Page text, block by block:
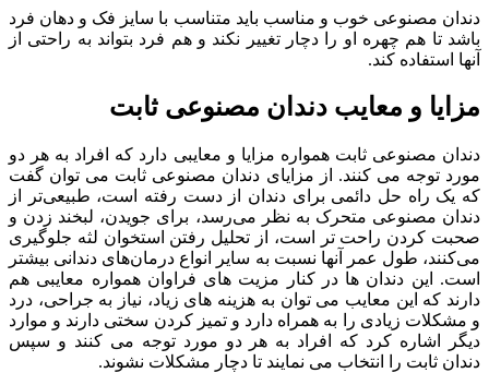
دندان مصنوعی خوب و مناسب باید متناسب با سایز فک و دهان فرد
باشد تا هم چهره او را دچار تغییر نکند و هم فرد بتواند به راحتی از
آنها استفاده کند.
مزایا و معایب دندان مصنوعی ثابت
دندان مصنوعی ثابت همواره مزایا و معایبی دارد که افراد به هر دو
مورد توجه می کنند. از مزایای دندان مصنوعی ثابت می توان گفت
که یک راه حل دائمی برای دندان از دست رفته است، طبیعی‌تر از
دندان مصنوعی متحرک به نظر می‌رسد، برای جویدن، لبخند زدن و
صحبت کردن راحت ‌تر است، از تحلیل رفتن استخوان لثه جلوگیری
می‌کنند، طول عمر آنها نسبت به سایر انواع درمان‌های دندانی بیشتر
است. این دندان ها در کنار مزیت های فراوان همواره معایبی هم
دارند که این معایب می توان به هزینه های زیاد، نیاز به جراحی، درد
و مشکلات زیادی را به همراه دارد و تمیز کردن سختی دارند و موارد
دیگر اشاره کرد که افراد به هر دو مورد توجه می کنند و سپس
دندان ثابت را انتخاب می نمایند تا دچار مشکلات نشوند.